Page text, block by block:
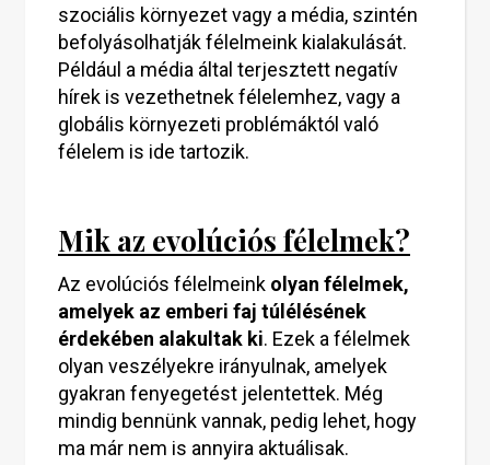
szociális környezet vagy a média, szintén
befolyásolhatják félelmeink kialakulását.
Például a média által terjesztett negatív
hírek is vezethetnek félelemhez, vagy a
globális környezeti problémáktól való
félelem is ide tartozik.
Mik az evolúciós félelmek?
Az evolúciós félelmeink olyan félelmek,
amelyek az emberi faj túlélésének
érdekében alakultak ki. Ezek a félelmek
olyan veszélyekre irányulnak, amelyek
gyakran fenyegetést jelentettek. Még
mindig bennünk vannak, pedig lehet, hogy
ma már nem is annyira aktuálisak.